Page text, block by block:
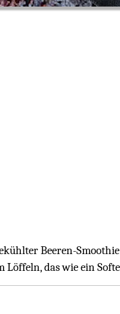
Beeren-
Löffeln, das wie ein